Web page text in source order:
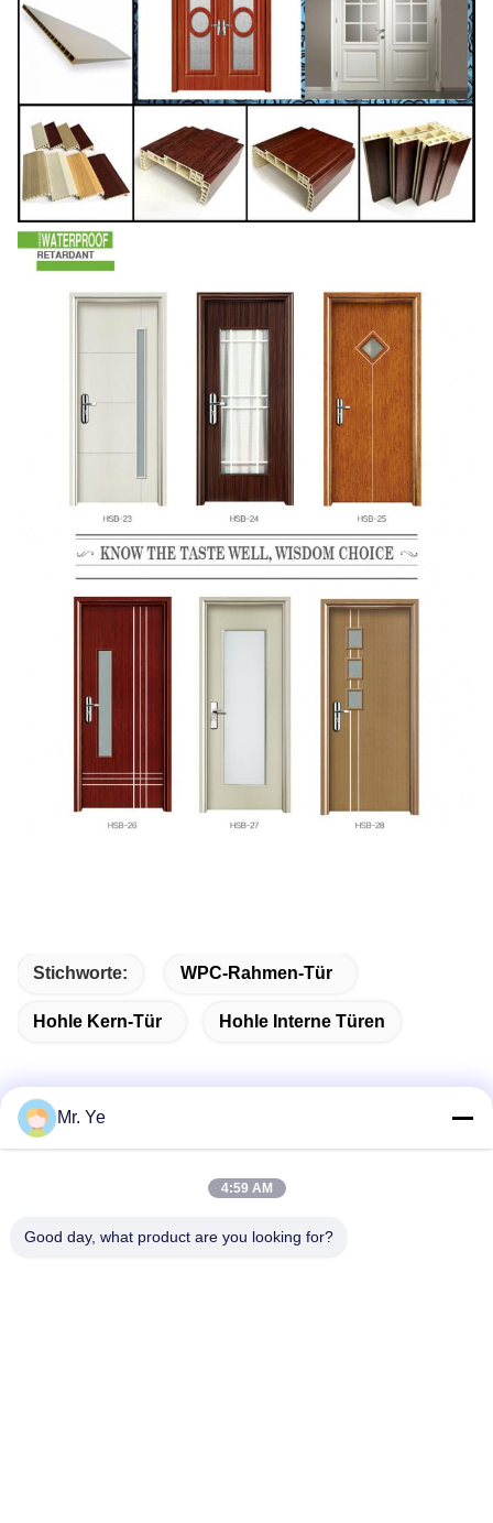
Stichworte: WPC-Rahmen-Tür
Hohle Kern-Tür Hohle Interne Türen
Das 6. Buidling von Oucun, Xinan-Stadt, Sanshui-Bezirk,
Mr. Ye
4:59 AM
Good day, what product are you looking for?